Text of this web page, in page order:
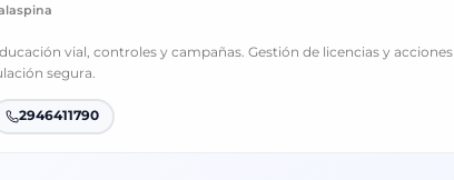
vial, controles y campañas. Gestión de licencias y acciones
segura.
2946411790